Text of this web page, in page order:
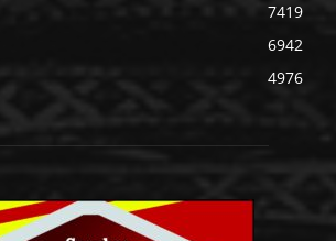
7419
6942
4976